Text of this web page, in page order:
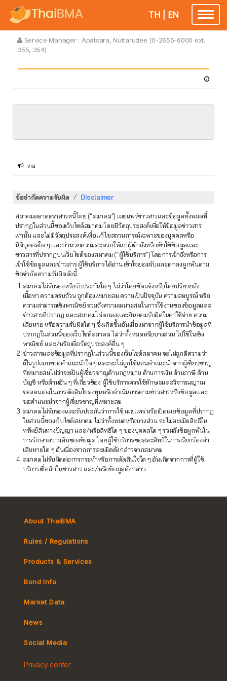
Toggle
TH EN
Service Manager : Apatsara, Nuttarudee (0-2655-6000 ext.
355, 354)
via
ข้อจำกัดความรับผิด / Disclaimer
สมาคมตลาดตราสารหนี้ไทย (“สมาคม”) เผยแพร่ข่าวสารและข้อมูลทั้งหมดที่
ปรากฏในส่วนนี้ของเว็บไซต์สมาคม โดยมีวัตถุประสงค์เพื่อให้ข้อมูลข่าวสาร
เท่านั้น และไม่มีวัตถุประสงค์เพื่อแก้ไขสถานการณ์เฉพาะของบุคคลหรือ
นิติบุคคลใด ๆ และอำนวยความสะดวกให้แก่ผู้เข้าถึงหรือเข้าใช้ข้อมูลและ
ข่าวสารที่ปรากฏบนเว็บไซต์ของสมาคม (“ผู้ใช้บริการ”) โดยการเข้าถึงหรือการ
เข้าใช้ข้อมูลและข่าวสาร ผู้ใช้บริการได้อ่าน เข้าใจยอมรับและตกลงผูกพันตาม
ข้อจำกัดความรับผิดดังนี้
สมาคมไม่รับรองหรือรับประกันใด ๆ ไม่ว่าโดยชัดแจ้งหรือโดยปริยายถึง
เนื้อหา ความครบถ้วน ถูกต้องเหมาะสม ความเป็นปัจจุบัน ความสมบูรณ์ หรือ
ความสามารถเชิงพาณิชย์ รวมถึงความเหมาะสมในการใช้งานของข้อมูลและ
ข่าวสารที่ปรากฏ และสมาคมไม่ตกลงและยินยอมรับผิดในค่าใช้จ่าย ความ
เสียหาย หรือความรับผิดใด ๆ ซึ่งเกิดขึ้นอันเนื่องมาจากผู้ใช้บริการนำข้อมูลที่
ปรากฏในส่วนนี้ของเว็บไซต์สมาคม ไม่ว่าทั้งหมดหรือบางส่วน ไปใช้ในเชิง
พาณิชย์ และ/หรือเพื่อวัตถุประสงค์อื่น ๆ
ข่าวสารและข้อมูลที่ปรากฏในส่วนนี้ของเว็บไซต์สมาคม จะไม่ถูกตีความว่า
เป็นรูปแบบของคำแนะนำใด ๆ และจะไม่ถูกใช้แทนคำแนะนำจากผู้เชี่ยวชาญ
ที่เหมาะสมไม่ว่าจะเป็นผู้เชี่ยวชาญด้านกฎหมาย ด้านการเงิน ด้านภาษี ด้าน
บัญชี หรือด้านอื่น ๆ ที่เกี่ยวข้อง ผู้ใช้บริการควรใช้ทักษะและวิจารณญาณ
ของตนเองในการตัดสินใจลงทุนหรือดำเนินการตามข่าวสารหรือข้อมูลและ
ขอคำแนะนำจากผู้เชี่ยวชาญที่เหมาะสม
สมาคมไม่รับรองและรับประกันว่าการใช้ เผยแพร่ หรือเปิดเผยข้อมูลที่ปรากฏ
ในส่วนนี้ของเว็บไซต์สมาคม ไม่ว่าทั้งหมดหรือบางส่วน จะไม่ละเมิดสิทธิใน
ทรัพย์สินทางปัญญา และ/หรือสิทธิใด ๆ ของบุคคลใด ๆ รวมถึงข้อผูกพันใน
การรักษาความลับของข้อมูล โดยผู้ใช้บริการขอสละสิทธิ์ในการเรียกร้องค่า
เสียหายใด ๆ อันเนื่องจากการละเมิดดังกล่าวจากสมาคม
สมาคมไม่รับผิดต่อการกระทำหรือการตัดสินใจใด ๆ อันเกิดจากการที่ผู้ใช้
บริการเชื่อถือในข่าวสาร และ/หรือข้อมูลดังกล่าว
About ThaiBMA
Rules / Regulations
Tax
Products & Services
MeBond
e-bookbuilding
Bond Info
Market Data
Yield Curve
News
Social Media
Privacy center